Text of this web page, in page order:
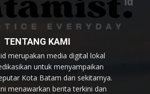
TENTANG KAMI
merupakan media digital lokal
untuk menyampaikan
Kota Batam dan sekitarnya.
menawarkan berita terkini dan